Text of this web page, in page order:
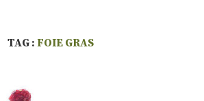
TAG : FOIE GRAS